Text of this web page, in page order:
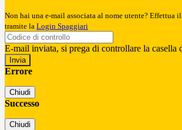
Non hai una e-mail associata al nome utente? Effettua
tramite la Login Spaggiari
E-mail inviata, si prega di controllare la casella
Errore
Chiudi
Successo
Chiudi